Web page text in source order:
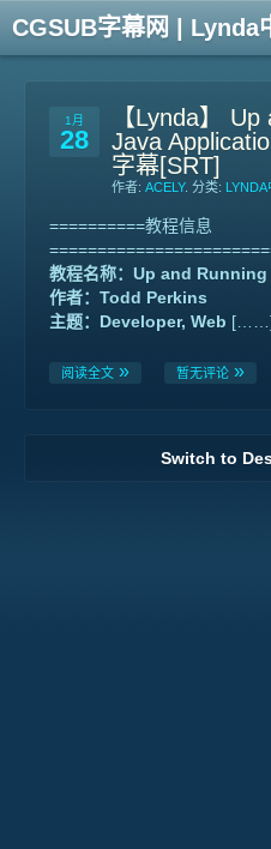
CGSUB字幕网 | Lynda
1月
28
【Lynda】
Java
字幕[SRT]
作者: ACELY. 分类:
==========教程信息
教程名称：Up and
作者：Todd Perkins
主题：Developer, Web
阅读全文 暂无评论
Switch to